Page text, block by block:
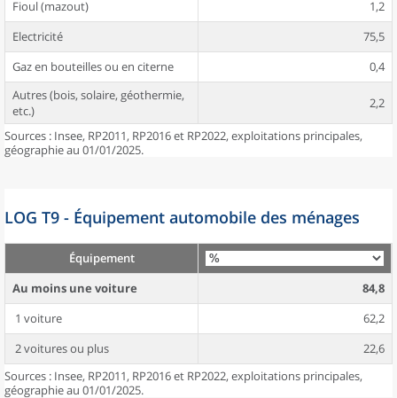
Fioul (mazout)
1,2
Electricité
75,5
Gaz en bouteilles ou en citerne
0,4
Autres (bois, solaire, géothermie,
etc.)
2,2
Sources : Insee, RP2011, RP2016 et RP2022, exploitations principales,
géographie au 01/01/2025.
LOG T9 - Équipement automobile des ménages
Équipement
Au moins une voiture
84,8
1 voiture
62,2
2 voitures ou plus
22,6
Sources : Insee, RP2011, RP2016 et RP2022, exploitations principales,
géographie au 01/01/2025.